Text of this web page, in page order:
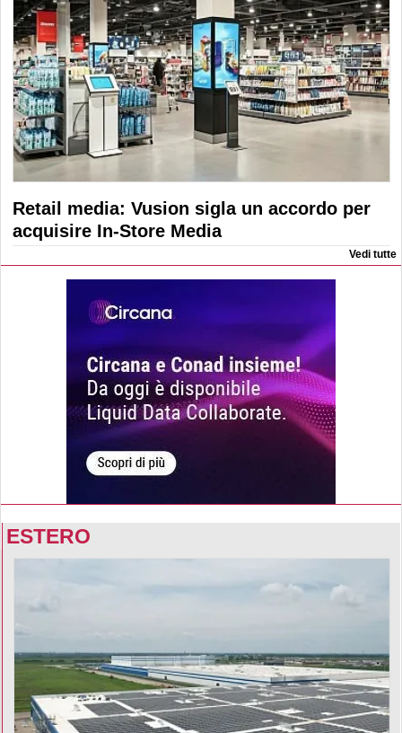
Retail media: Vusion sigla un accordo per
acquisire In-Store Media
Vedi tutte
ESTERO